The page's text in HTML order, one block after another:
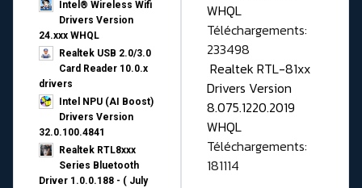
Intel® Wireless Wifi
Drivers Version
24.xxx WHQL
Realtek USB 2.0/3.0
Card Reader 10.0.x
drivers
Intel NPU (AI Boost)
Drivers Version
32.0.100.4841
Realtek RTL8xxx
Series Bluetooth
Driver 1.0.0.188 - ( July
WHQL
Téléchargements:
233498
Realtek RTL-81xx
Drivers Version
8.075.1220.2019
WHQL
Téléchargements:
181114